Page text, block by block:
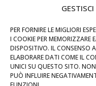
PER FORNIRE LE MIGLIORI
I COOKIE PER MEMORIZZARE
DISPOSITIVO. IL CONSENSO
ELABORARE DATI COME IL
UNICI SU QUESTO SITO.
PUÒ INFLUIRE
349 3863811
Privacy Policy